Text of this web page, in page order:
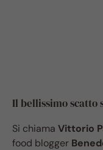
Il bellissimo scatto
Si chiama Vittorio
food blogger